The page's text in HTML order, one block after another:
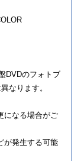
DVDのフォトブ
なります。
になる場合がご
が発生する可能